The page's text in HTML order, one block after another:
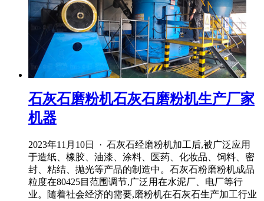
石灰石磨粉机石灰石磨粉机生产厂家
机器
2023年11月10日 · 石灰石经磨粉机加工后,被广泛应用
于造纸、橡胶、油漆、涂料、医药、化妆品、饲料、密
封、粘结、抛光等产品的制造中。石灰石粉磨粉机成品
粒度在80425目范围调节,广泛用在水泥厂、电厂等行
业。随着社会经济的需要,磨粉机在石灰石生产加工行业